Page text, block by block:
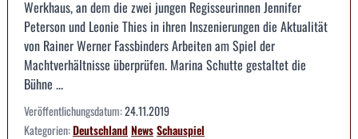
Werkhaus, an dem die zwei jungen Regisseurinnen Jennifer
Peterson und Leonie Thies in ihren Inszenierungen die Aktualität
von Rainer Werner Fassbinders Arbeiten am Spiel der
Machtverhältnisse überprüfen. Marina Schutte gestaltet die
Bühne ...
Veröffentlichungsdatum:24.11.2019
Kategorien:DeutschlandNewsSchauspiel